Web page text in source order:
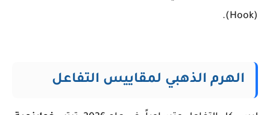
(Hook).
الهرم الذهبي لمقاييس التفاعل